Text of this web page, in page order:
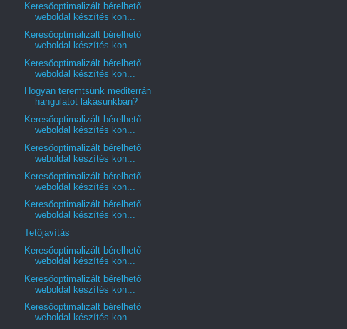
Keresőoptimalizált bérelhető
weboldal készítés kon...
Keresőoptimalizált bérelhető
weboldal készítés kon...
Keresőoptimalizált bérelhető
weboldal készítés kon...
Hogyan teremtsünk mediterrán
hangulatot lakásunkban?
Keresőoptimalizált bérelhető
weboldal készítés kon...
Keresőoptimalizált bérelhető
weboldal készítés kon...
Keresőoptimalizált bérelhető
weboldal készítés kon...
Keresőoptimalizált bérelhető
weboldal készítés kon...
Tetőjavítás
Keresőoptimalizált bérelhető
weboldal készítés kon...
Keresőoptimalizált bérelhető
weboldal készítés kon...
Keresőoptimalizált bérelhető
weboldal készítés kon...